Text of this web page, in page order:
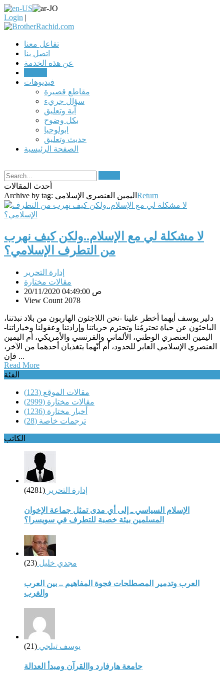
Login |
تفاعل معنا
اتصل بنا
عن هذه الخدمة
فيديوهات
مقاطع قصيرة
سؤال جريء
آية وتعليق
بكل وضوح
ابولوجيا
حديث وتعليق
الصفحة الرئيسية
أحدث المقالات
Archive by tag: اليمين العنصري الإسلامي Return
لا مشكلة لي مع الإسلام..ولكن كيف نهرب
من التطرف الإسلامي؟
إدارة التحرير
مقالات مختارة
20/11/2020 04:49:00 ص
View Count 2078
دلير يوسف أيهما أخطر علينا -نحن اللاجئون الهاربون من بلاد نبذتنا،
الباحثون عن حياة تحترمُنا وتحترم حرياتنا وإرادتنا وعقولنا وخياراتنا-
اليمين العنصري الوطني، الألماني والفرنسي والأمريكي، أم اليمين
العنصري الإسلامي العابر للحدود، أم أنّهما يتغذيان أحدهما من الآخر،
فإن ...
Read More
الفئة
مقالات الموقع (123)
مقالات مختارة (2999)
أخبار مختارة (1236)
ترجمات خاصة (28)
الكاتب
إدارة التحرير (4281)
الإسلام السياسي ـ إلى أي مدى تمثل جماعة الإخوان
المسلمين بيئة خصبة للتطرف في سويسرا؟
مجدي خليل (23)
العرب وتدمير المصطلحات فجوة المفاهيم .. بين العرب
والغرب
يوسف تيلجي (21)
جامعة هارفارد واالقرآن ومبدأ العدالة